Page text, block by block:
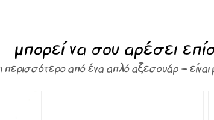
μπορεί να σου αρέσει
περισσότερο από ένα απλό αξεσουάρ –